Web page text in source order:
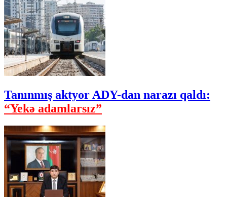
Tanınmış aktyor ADY-dan narazı qaldı:
“Yekə adamlarsız”